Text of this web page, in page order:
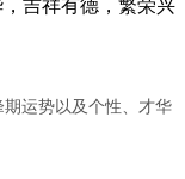
吉祥有德，繁荣兴
期运势以及个性、才华